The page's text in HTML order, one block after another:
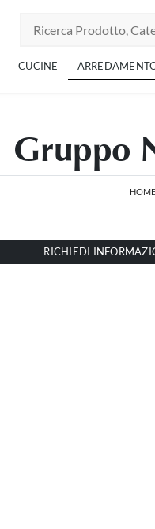
CUCINE
Gruppo
HOME
RICHIEDI